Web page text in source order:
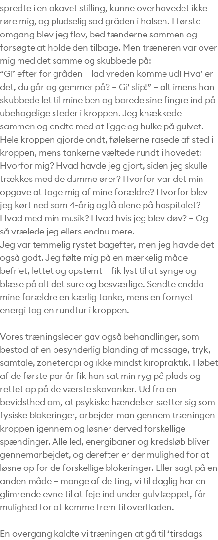
spredte i en akavet stilling, kunne overhovedet ikke
røre mig, og pludselig sad gråden i halsen. I første
omgang blev jeg flov, bed tænderne sammen og
forsøgte at holde den tilbage. Men træneren var over
mig med det samme og skubbede på:
“Gi’ efter for gråden – lad vreden komme ud! Hva’ er
det, du går og gemmer på? – Gi’ slip!” – alt imens han
skubbede let til mine ben og borede sine fingre ind på
ubehagelige steder i kroppen. Jeg knækkede
sammen og endte med at ligge og hulke på gulvet.
Hele kroppen gjorde ondt, følelserne rasede af sted i
kroppen, mens tankerne væltede rundt i hovedet:
Hvorfor mig? Hvad havde jeg gjort, siden jeg skulle
trækkes med de dumme ører? Hvorfor var det min
opgave at tage mig af mine forældre? Hvorfor blev
jeg kørt ned som 4-årig og lå alene på hospitalet?
Hvad med min musik? Hvad hvis jeg blev døv? – Og
så vrælede jeg ellers endnu mere.
Jeg var temmelig rystet bagefter, men jeg havde det
også godt. Jeg følte mig på en mærkelig måde
befriet, lettet og opstemt – fik lyst til at synge og
blæse på alt det sure og besværlige. Sendte endda
mine forældre en kærlig tanke, mens en fornyet
energi tog en rundtur i kroppen.
Vores træningsleder gav også behandlinger, som
bestod af en besynderlig blanding af massage, tryk,
samtale, zoneterapi og ikke mindst kiropraktik. I løbet
af de første par år fik han sat min ryg på plads og
rettet op på de værste skavanker. Ud fra en
bevidsthed om, at psykiske hændelser sætter sig som
fysiske blokeringer, arbejder man gennem træningen
kroppen igennem og løsner derved forskellige
spændinger. Alle led, energibaner og kredsløb bliver
gennemarbejdet, og derefter er der mulighed for at
løsne op for de forskellige blokeringer. Eller sagt på en
anden måde – mange af de ting, vi til daglig har en
glimrende evne til at feje ind under gulvtæppet, får
mulighed for at komme frem til overfladen.
En overgang kaldte vi træningen at gå til ‘tirsdags-